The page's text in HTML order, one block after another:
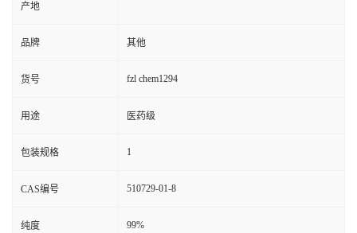
产地
品牌 其他
货号 fzl chem1294
用途 医药级
包装规格 1
CAS编号 510729-01-8
纯度 99%